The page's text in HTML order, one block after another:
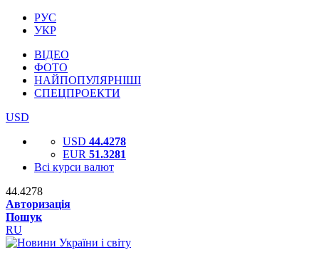
РУС
УКР
ВІДЕО
ФОТО
НАЙПОПУЛЯРНІШІ
СПЕЦПРОЕКТИ
USD
USD 44.4278
EUR 51.3281
Всі курси валют
44.4278
Авторизація
Пошук
RU